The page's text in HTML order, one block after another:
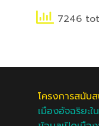
7246
โครงการสนับ
เมืองอัจฉริยะใ